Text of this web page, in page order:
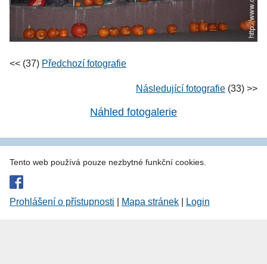
<< (37) Předchozí fotografie
Následující fotografie (33) >>
Náhled fotogalerie
Tento web používá pouze nezbytné funkční cookies.
Prohlášení o přístupnosti Mapa stránek Login